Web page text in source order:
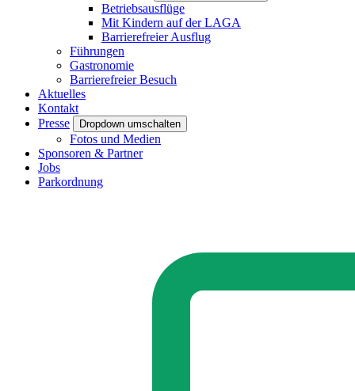
Betriebsausflüge
Mit Kindern auf der LAGA
Barrierefreier Ausflug
Führungen
Gastronomie
Barrierefreier Besuch
Aktuelles
Kontakt
Presse
Dropdown umschalten
Fotos und Medien
Sponsoren & Partner
Jobs
Parkordnung